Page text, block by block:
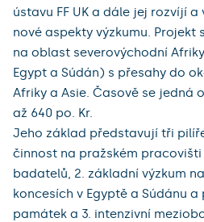
ústavu FF UK a dále jej rozvíjí
nové aspekty výzkumu.
na oblast severovýchodní
Egypt a Súdán) s přesahy do
Afriky a Asie. Časově se jedná
až 640 po. Kr.
Jeho základ představují tři
činnost na pražském
badatelů, 2. základní výzkum
koncesích v Egyptě a Súdánu
památek a 3. intenzivní